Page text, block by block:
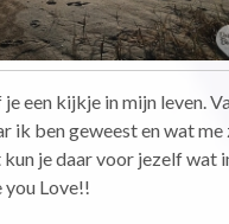
je een kijkje in mijn leven.
ik ben geweest en wat
kun je daar voor jezelf wat
you Love!!